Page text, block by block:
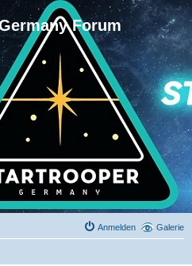
Forum
Galerie
Anmelden